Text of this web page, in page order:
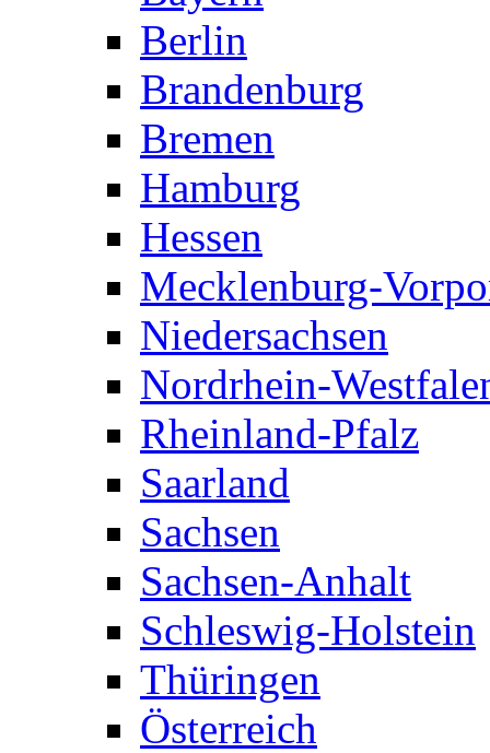
Berlin
Brandenburg
Bremen
Hamburg
Hessen
Mecklenburg-
Niedersachsen
Nordrhein-
Rheinland-Pfalz
Saarland
Sachsen
Sachsen-Anhalt
Schleswig-Holstein
Thüringen
Österreich